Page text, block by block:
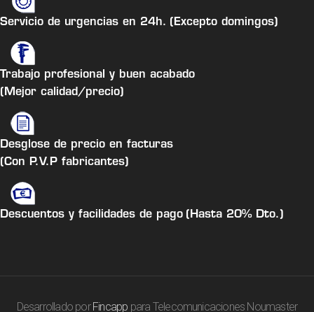
Servicio de urgencias en 24h. (Excepto domingos)
Trabajo profesional y buen acabado
(Mejor calidad/precio)
Desglose de precio en facturas
(Con P.V.P fabricantes)
Descuentos y facilidades de pago (Hasta 20% Dto.)
Desarrollado porFincapp para Telecomunicaciones Noumaster